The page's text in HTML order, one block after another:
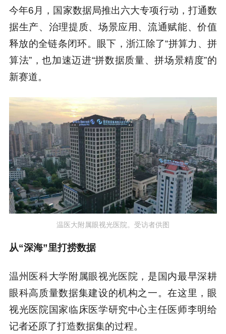
今年6月，国家数据局推出六大专项行动，打通数
据生产、治理提质、场景应用、流通赋能、价值
释放的全链条闭环。眼下，浙江除了“拼算力、拼
算法”，也加速迈进“拼数据质量、拼场景精度”的
新赛道。
温医大附属眼视光医院。受访者供图
从“深海”里打捞数据
温州医科大学附属眼视光医院，是国内最早深耕
眼科高质量数据集建设的机构之一。在这里，眼
视光医院国家临床医学研究中心主任医师李明给
记者还原了打造数据集的过程。